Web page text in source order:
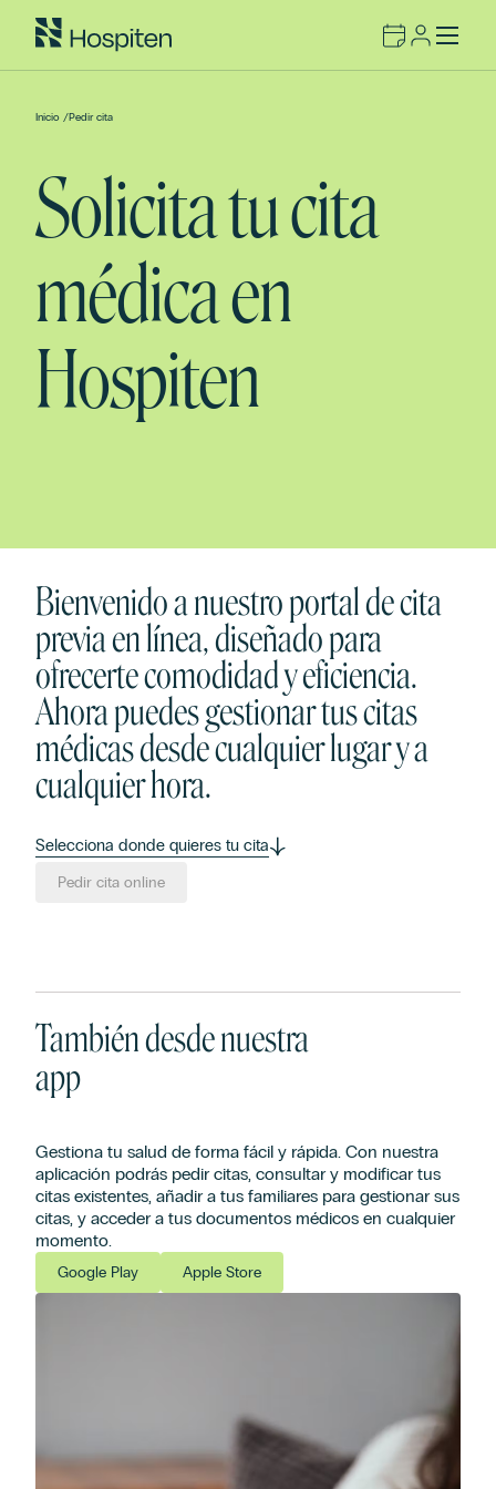
Inicio /Pedir cita
Solicita tu cita
médica en
Hospiten
Bienvenido a nuestro portal de cita
previa en línea, diseñado para
ofrecerte comodidad y eficiencia.
Ahora puedes gestionar tus citas
médicas desde cualquier lugar y a
cualquier hora.
Selecciona donde quieres tu cita
Pedir cita online
También desde nuestra
app
Gestiona tu salud de forma fácil y rápida. Con nuestra
aplicación podrás pedir citas, consultar y modificar tus
citas existentes, añadir a tus familiares para gestionar sus
citas, y acceder a tus documentos médicos en cualquier
momento.
Google Play Apple Store